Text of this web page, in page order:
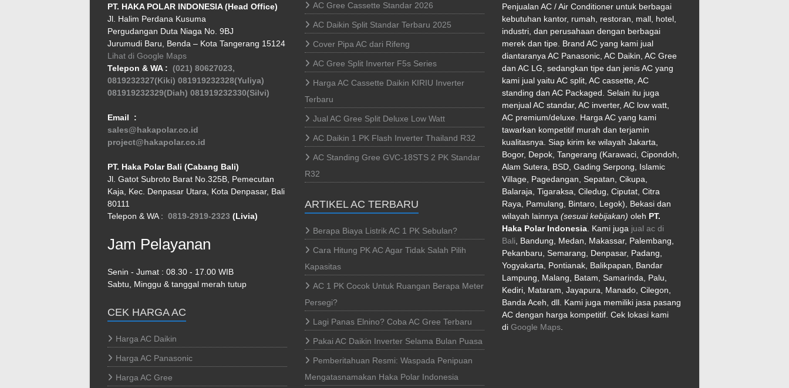
PT. HAKA POLAR INDONESIA (Head Office)
Jl. Halim Perdana Kusuma
Pergudangan Duta Niaga No. 9BJ
Jurumudi Baru, Benda – Kota Tangerang 15124
Lihat di Google Maps
Telepon & WA : (021) 80627023,
0819232327(Kiki) 081919232328(Yuliya)
081919232329(Diah) 081919232330(Silvi)
Email :
sales@hakapolar.co.id
project@hakapolar.co.id
PT. Haka Polar Bali (Cabang Bali)
Jl. Gatot Subroto Barat No.325B, Pemecutan
Kaja, Kec. Denpasar Utara, Kota Denpasar, Bali
80111
Telepon & WA : 0819-2919-2323 (Livia)
Jam Pelayanan
Senin - Jumat : 08.30 - 17.00 WIB
Sabtu, Minggu & tanggal merah tutup
CEK HARGA AC
Harga AC Daikin
Harga AC Panasonic
Harga AC Gree
AC Gree Cassette Standar 2026
AC Daikin Split Standar Terbaru 2025
Cover Pipa AC dari Rifeng
AC Gree Split Inverter F5s Series
Harga AC Cassette Daikin KIRIU Inverter
Terbaru
Jual AC Gree Split Deluxe Low Watt
AC Daikin 1 PK Flash Inverter Thailand R32
AC Standing Gree GVC-18STS 2 PK Standar
R32
ARTIKEL AC TERBARU
Berapa Biaya Listrik AC 1 PK Sebulan?
Cara Hitung PK AC Agar Tidak Salah Pilih
Kapasitas
AC 1 PK Cocok Untuk Ruangan Berapa Meter
Persegi?
Lagi Panas Elnino? Coba AC Gree Terbaru
Pakai AC Daikin Inverter Selama Bulan Puasa
Pemberitahuan Resmi: Waspada Penipuan
Mengatasnamakan Haka Polar Indonesia
Penjualan AC / Air Conditioner untuk berbagai
kebutuhan kantor, rumah, restoran, mall, hotel,
industri, dan perusahaan dengan berbagai
merek dan tipe. Brand AC yang kami jual
diantaranya AC Panasonic, AC Daikin, AC Gree
dan AC LG, sedangkan tipe dan jenis AC yang
kami jual yaitu AC split, AC cassette, AC
standing dan AC Packaged. Selain itu juga
menjual AC standar, AC inverter, AC low watt,
AC premium/deluxe. Harga AC yang kami
tawarkan kompetitif murah dan terjamin
kualitasnya. Siap kirim ke wilayah Jakarta,
Bogor, Depok, Tangerang (Karawaci, Cipondoh,
Alam Sutera, BSD, Gading Serpong, Islamic
Village, Pagedangan, Sepatan, Cikupa,
Balaraja, Tigaraksa, Ciledug, Ciputat, Citra
Raya, Pamulang, Bintaro, Legok), Bekasi dan
wilayah lainnya (sesuai kebijakan) oleh PT.
Haka Polar Indonesia . Kami juga jual ac di
Bali , Bandung, Medan, Makassar, Palembang,
Pekanbaru, Semarang, Denpasar, Padang,
Yogyakarta, Pontianak, Balikpapan, Bandar
Lampung, Malang, Batam, Samarinda, Palu,
Kediri, Mataram, Jayapura, Manado, Cilegon,
Banda Aceh, dll. Kami juga memiliki jasa pasang
AC dengan harga kompetitif. Cek lokasi kami
di Google Maps